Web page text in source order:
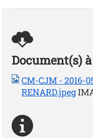
Document(s)
CM-CJM - 2016-
RENARD.jpeg